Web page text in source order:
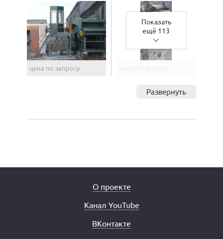
цена по запросу
Показать
ещё 113
Развернуть
О проекте
Канал YouTube
ВКонтакте